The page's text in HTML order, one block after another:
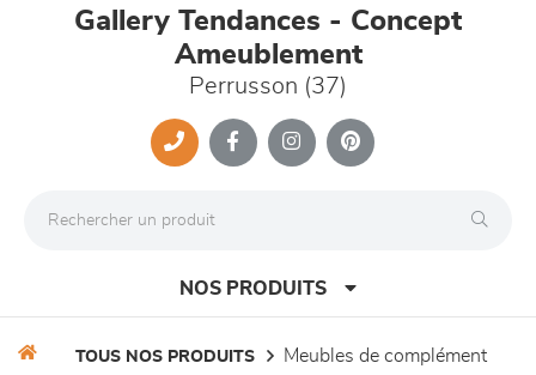
Gallery Tendances - Concept
Ameublement
Perrusson (37)
NOS PRODUITS
TOUS NOS PRODUITS
meubles de complément